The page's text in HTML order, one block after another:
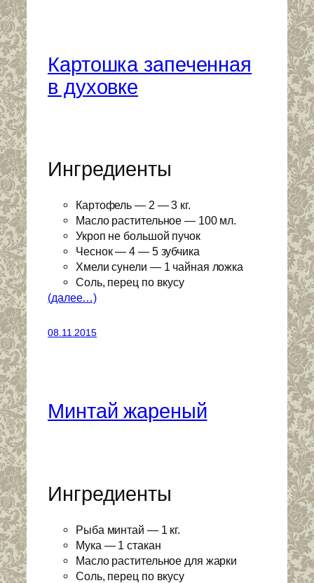
Картошка запеченная
в духовке
Ингредиенты
Картофель — 2 — 3 кг.
Масло растительное — 100 мл.
Укроп не большой пучок
Чеснок — 4 — 5 зубчика
Хмели сунели — 1 чайная ложка
Соль, перец по вкусу
(далее…)
08.11.2015
Минтай жареный
Ингредиенты
Рыба минтай — 1 кг.
Мука — 1 стакан
Масло растительное для жарки
Соль, перец по вкусу